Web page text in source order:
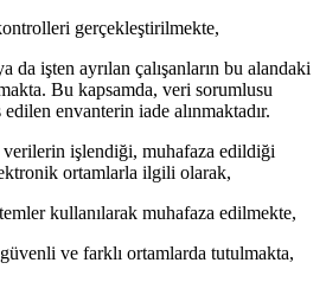
gerçekleştirilmekte,
işten ayrılan çalışanların bu alandaki
Bu kapsamda, veri sorumlusu
envanterin iade alınmaktadır.
işlendiği, muhafaza edildiği
ortamlarla ilgili olarak,
kullanılarak muhafaza edilmekte,
ve farklı ortamlarda tutulmakta,